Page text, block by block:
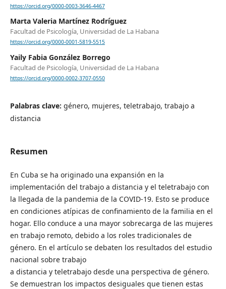
https://orcid.org/0000-0003-3646-4467
Marta Valeria Martínez Rodríguez
Facultad de Psicología, Universidad de La Habana
https://orcid.org/0000-0001-5819-5515
Yaily Fabia González Borrego
Facultad de Psicología, Universidad de La Habana
https://orcid.org/0000-0002-3707-0550
Palabras clave: género, mujeres, teletrabajo, trabajo a
distancia
Resumen
En Cuba se ha originado una expansión en la
implementación del trabajo a distancia y el teletrabajo con
la llegada de la pandemia de la COVID-19. Esto se produce
en condiciones atípicas de confinamiento de la familia en el
hogar. Ello conduce a una mayor sobrecarga de las mujeres
en trabajo remoto, debido a los roles tradicionales de
género. En el artículo se debaten los resultados del estudio
nacional sobre trabajo
a distancia y teletrabajo desde una perspectiva de género.
Se demuestran los impactos desiguales que tienen estas